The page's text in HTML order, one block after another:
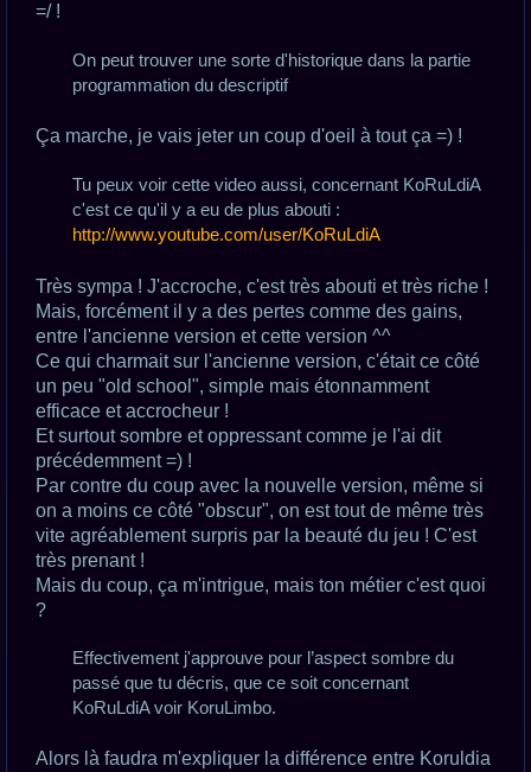
=/ !
On peut trouver une sorte d'historique dans la partie
programmation du descriptif
Ça marche, je vais jeter un coup d'oeil à tout ça =) !
Tu peux voir cette video aussi, concernant KoRuLdiA
c'est ce qu'il y a eu de plus abouti :
http://www.youtube.com/user/KoRuLdiA
Très sympa ! J'accroche, c'est très abouti et très riche !
Mais, forcément il y a des pertes comme des gains,
entre l'ancienne version et cette version ^^
Ce qui charmait sur l'ancienne version, c'était ce côté
un peu "old school", simple mais étonnamment
efficace et accrocheur !
Et surtout sombre et oppressant comme je l'ai dit
précédemment =) !
Par contre du coup avec la nouvelle version, même si
on a moins ce côté "obscur", on est tout de même très
vite agréablement surpris par la beauté du jeu ! C'est
très prenant !
Mais du coup, ça m'intrigue, mais ton métier c'est quoi
?
Effectivement j'approuve pour l’aspect sombre du
passé que tu décris, que ce soit concernant
KoRuLdiA voir KoruLimbo.
Alors là faudra m'expliquer la différence entre Koruldia